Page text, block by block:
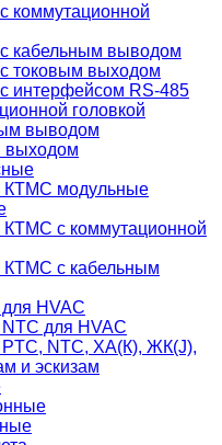
коммутационной
кабельным выводом
токовым выходом
интерфейсом RS-485
головкой
выводом
выходом
КТМС модульные
с коммутационной
КТМС с кабельным
HVAC
для HVAC
PTС, NTC, ХА(К), ЖК(J),
и эскизам